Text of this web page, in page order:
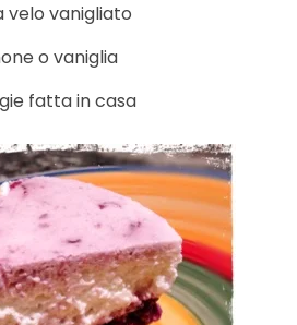
velo vanigliato
o vaniglia
fatta in casa